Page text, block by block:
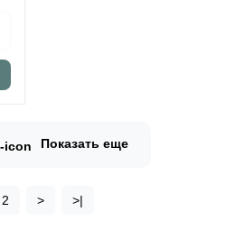
Показать еще
2 > >|